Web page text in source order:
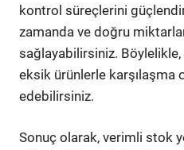
kontrol süreçlerini
zamanda ve doğru
sağlayabilirsiniz. Böylelikle,
eksik ürünlerle karşılaşma
edebilirsiniz.
Sonuç olarak, verimli stok